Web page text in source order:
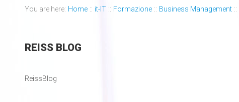
You are here: Home :: it-IT :: Formazione :: Business Management ::
REISSBLOG
ReissBlog